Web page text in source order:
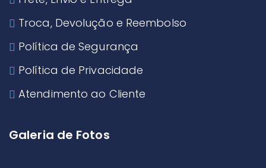
Troca, Devolução e Reembolso
Política de Segurança
Política de Privacidade
Atendimento ao Cliente
Galeria de Fotos